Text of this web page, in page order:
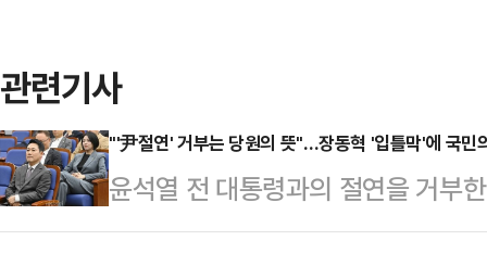
관련기사
"'尹절연' 거부는 당원의 뜻"…장동혁 '입틀막'에 국민
윤석열 전 대통령과의 절연을 거부
당이 혼돈에 빠진 가운데, 의원총회